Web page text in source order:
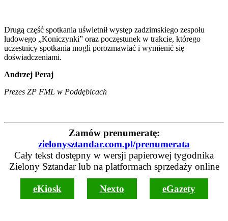
Drugą część spotkania uświetnił występ zadzimskiego zespołu
ludowego „Koniczynki” oraz poczęstunek w trakcie, którego
uczestnicy spotkania mogli porozmawiać i wymienić się
doświadczeniami.
Andrzej Peraj
Prezes ZP FML w Poddębicach
Zamów prenumeratę:
zielonysztandar.com.pl/prenumerata
Cały tekst dostępny w wersji papierowej tygodnika
Zielony Sztandar lub na platformach sprzedaży online
eKiosk Nexto eGazety